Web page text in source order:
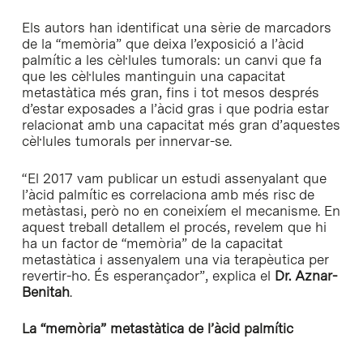
Els autors han identificat una sèrie de marcadors
de la “memòria” que deixa l’exposició a l’àcid
palmític a les cèl·lules tumorals: un canvi que fa
que les cèl·lules mantinguin una capacitat
metastàtica més gran, fins i tot mesos després
d’estar exposades a l’àcid gras i que podria estar
relacionat amb una capacitat més gran d’aquestes
cèl·lules tumorals per innervar-se.
“El 2017 vam publicar un estudi assenyalant que
l’àcid palmític es correlaciona amb més risc de
metàstasi, però no en coneixíem el mecanisme. En
aquest treball detallem el procés, revelem que hi
ha un factor de “memòria” de la capacitat
metastàtica i assenyalem una via terapèutica per
revertir-ho. És esperançador”, explica el Dr. Aznar-
Benitah.
La “memòria” metastàtica de l’àcid palmític